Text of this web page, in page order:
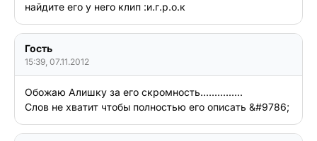
найдите его у него клип :и.г.р.о.к
Гость
15:39, 07.11.2012
Обожаю Алишку за его скромность...............
Слов не хватит чтобы полностью его описать &#9786;